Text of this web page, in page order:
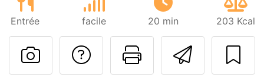
Entrée facile 20 min 203 Kcal
Imprimer
Poser une